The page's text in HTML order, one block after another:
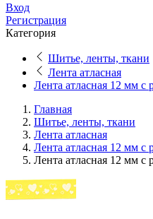
Вход
Регистрация
Категория
Шитье, ленты, ткани
Лента атласная
Лента атласная 12 мм с
Главная
Шитье, ленты, ткани
Лента атласная
Лента атласная 12 мм с
Лента атласная 12 мм